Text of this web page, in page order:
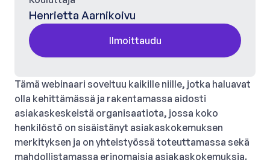
Tämä webinaari soveltuu kaikille niille, jotka haluavat
olla kehittämässä ja rakentamassa aidosti
asiakaskeskeistä organisaatiota, jossa koko
henkilöstö on sisäistänyt asiakaskokemuksen
merkityksen ja on yhteistyössä toteuttamassa sekä
mahdollistamassa erinomaisia asiakaskokemuksia.
Henrietta Aarnikoivu
Ilmoittaudu